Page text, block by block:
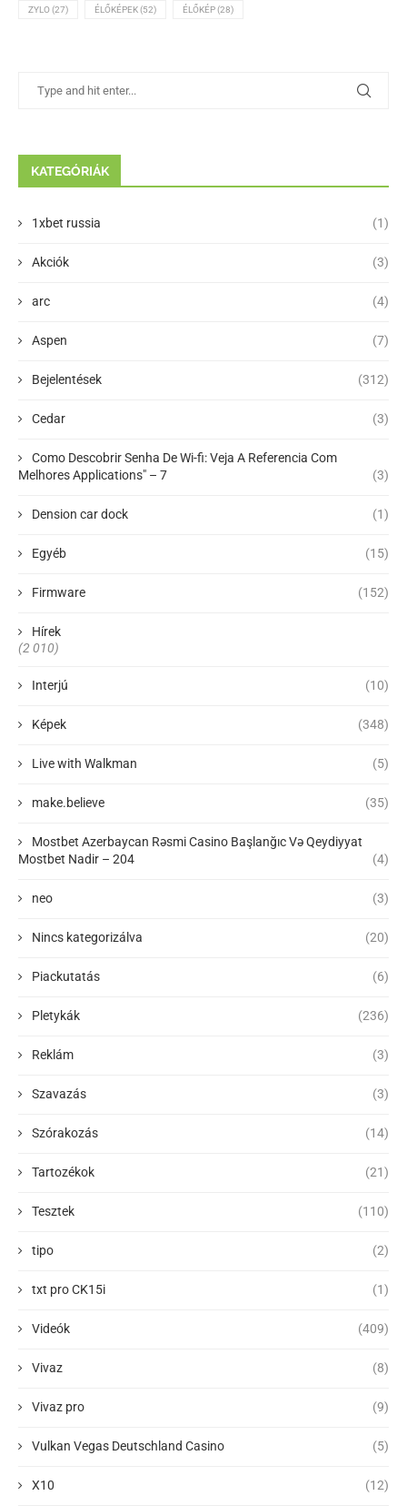
ZYLO(27) ÉLŐKÉPEK(52) ÉLŐKÉP(28)
KATEGÓRIÁK
1xbet russia (1)
Akciók (3)
arc (4)
Aspen (7)
Bejelentések (312)
Cedar (3)
Como Descobrir Senha De Wi-fi: Veja A Referencia Com
Melhores Applications" – 7
(3)
Dension car dock (1)
Egyéb (15)
Firmware (152)
Hírek
(2 010)
Interjú (10)
Képek (348)
Live with Walkman (5)
make.believe (35)
Mostbet Azerbaycan Rəsmi Casino Başlanğıc Və Qeydiyyat
Mostbet Nadir – 204
(4)
neo (3)
Nincs kategorizálva (20)
Piackutatás (6)
Pletykák (236)
Reklám (3)
Szavazás (3)
Szórakozás (14)
Tartozékok (21)
Tesztek (110)
tipo (2)
txt pro CK15i (1)
Videók (409)
Vivaz (8)
Vivaz pro (9)
Vulkan Vegas Deutschland Casino (5)
X10 (12)